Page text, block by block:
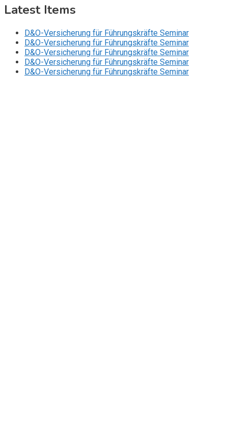
Latest Items
D&O-Versicherung für Führungskräfte Seminar
D&O-Versicherung für Führungskräfte Seminar
D&O-Versicherung für Führungskräfte Seminar
D&O-Versicherung für Führungskräfte Seminar
D&O-Versicherung für Führungskräfte Seminar